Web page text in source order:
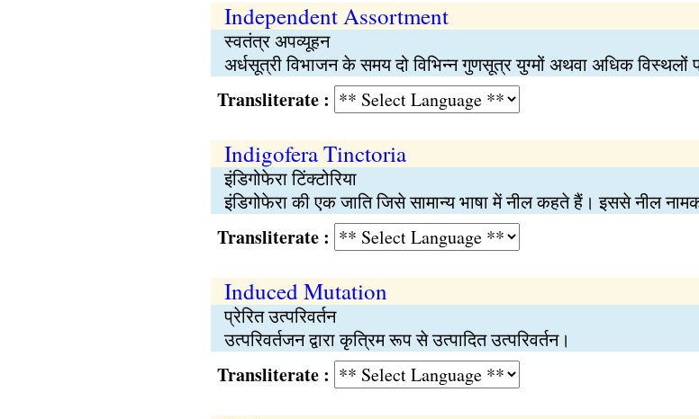
Independent Assortment
स्वतंत्र अपव्यूहन
अर्धसूत्री विभाजन के समय दो विभिन्न गुणसूत्र युग्मों अथवा अधिक विस्थलों
Transliterate :
Indigofera Tinctoria
इंडिगोफेरा टिंक्टोरिया
इंडिगोफेरा की एक जाति जिसे सामान्य भाषा में नील कहते हैं। इससे नील नामक
Transliterate :
Induced Mutation
प्रेरित उत्परिवर्तन
उत्परिवर्तजन द्वारा कृत्रिम रूप से उत्पादित उत्परिवर्तन।
Transliterate :